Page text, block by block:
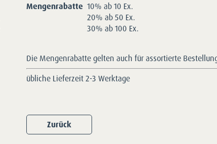
Mengenrabatte 10% ab 10 Ex.
20% ab 50 Ex.
30% ab 100 Ex.
Die Mengenrabatte gelten auch für assortierte
übliche Lieferzeit 2-3 Werktage
Zurück